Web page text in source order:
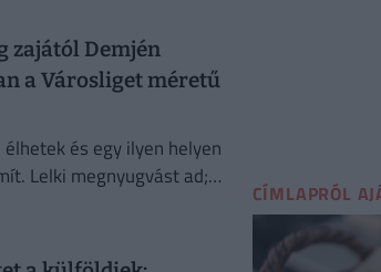
zajától Demjén
a Városliget méretű
és egy ilyen helyen
Lelki megnyugvást ad;
CÍMLAPRÓL